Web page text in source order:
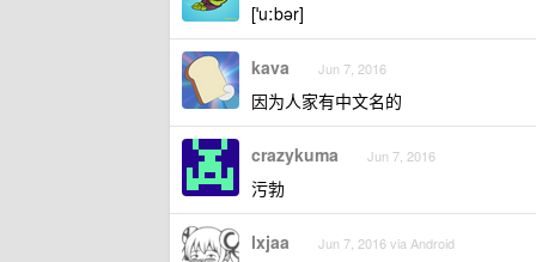
[ˈuːbər]
kava Jun 7, 2016
因为人家有中文名的
crazykuma Jun 7, 2016
污勃
lxjaa Jun 7, 2016 via Android